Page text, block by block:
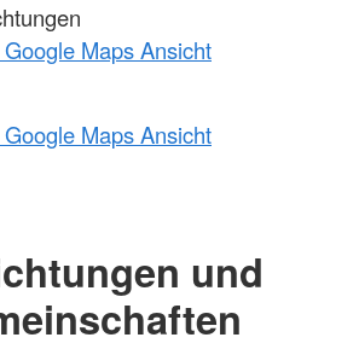
Maps Ansicht
Maps Ansicht
und